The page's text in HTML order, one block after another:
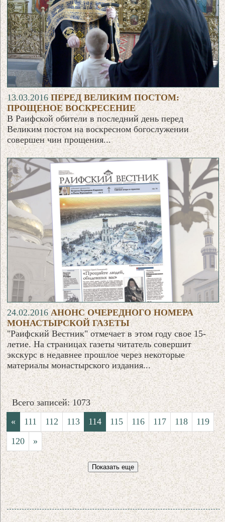
13.03.2016ПЕРЕД ВЕЛИКИМ ПОСТОМ:
ПРОЩЕНОЕ ВОСКРЕСЕНИЕ
В Раифской обители в последний день перед
Великим постом на воскресном богослужении
совершен чин прощения...
24.02.2016АНОНС ОЧЕРЕДНОГО НОМЕРА
МОНАСТЫРСКОЙ ГАЗЕТЫ
"Раифский Вестник" отмечает в этом году свое 15-
летие. На страницах газеты читатель совершит
экскурс в недавнее прошлое через некоторые
материалы монастырского издания...
Всего записей: 1073
«
111 112 113 114 115 116 117 118
119
120
»
Показать еще